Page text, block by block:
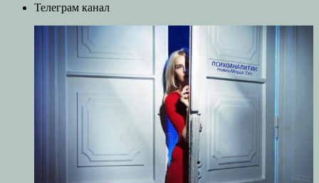
Телеграм канал